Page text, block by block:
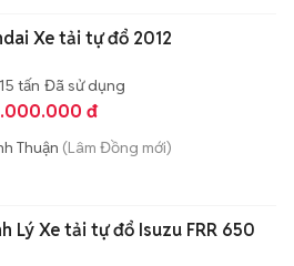
Xe tải tự đổ 2012
15 tấn Đã sử dụng
đ
Thuận (Lâm Đồng mới)
Lý Xe tải tự đổ Isuzu FRR 650